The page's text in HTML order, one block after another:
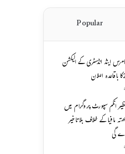
Popular
اینڈ انڈسٹری کے الیکشن
انکم سپورٹ پروگرام میں
مافیا کے خلاف بلاتاخیر
گی